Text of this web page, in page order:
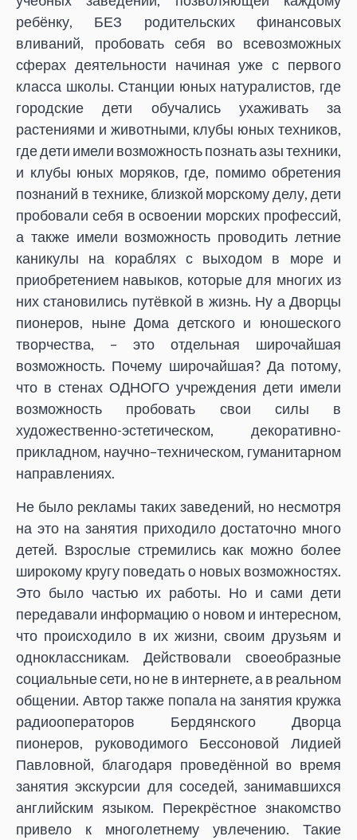
ребёнку, БЕЗ родительских финансовых
вливаний, пробовать себя во всевозможных
сферах деятельности начиная уже с первого
класса школы. Станции юных натуралистов, где
городские дети обучались ухаживать за
растениями и животными, клубы юных техников,
где дети имели возможность познать азы техники,
и клубы юных моряков, где, помимо обретения
познаний в технике, близкой морскому делу, дети
пробовали себя в освоении морских профессий,
а также имели возможность проводить летние
каникулы на кораблях с выходом в море и
приобретением навыков, которые для многих из
них становились путёвкой в жизнь. Ну а Дворцы
пионеров, ныне Дома детского и юношеского
творчества, – это отдельная широчайшая
возможность. Почему широчайшая? Да потому,
что в стенах ОДНОГО учреждения дети имели
возможность пробовать свои силы в
художественно-эстетическом, декоративно-
прикладном, научно–техническом, гуманитарном
направлениях.
Не было рекламы таких заведений, но несмотря
на это на занятия приходило достаточно много
детей. Взрослые стремились как можно более
широкому кругу поведать о новых возможностях.
Это было частью их работы. Но и сами дети
передавали информацию о новом и интересном,
что происходило в их жизни, своим друзьям и
одноклассникам. Действовали своеобразные
социальные сети, но не в интернете, а в реальном
общении. Автор также попала на занятия кружка
радиооператоров Бердянского Дворца
пионеров, руководимого Бессоновой Лидией
Павловной, благодаря проведённой во время
занятия экскурсии для соседей, занимавшихся
английским языком. Перекрёстное знакомство
привело к многолетнему увлечению. Такие